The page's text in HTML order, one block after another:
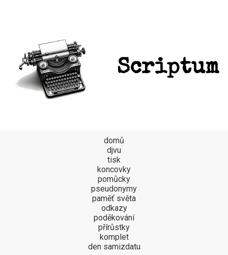
Scriptum
domů
djvu
tisk
koncovky
pomůcky
pseudonymy
paměť světa
odkazy
poděkování
přírůstky
komplet
den samizdatu